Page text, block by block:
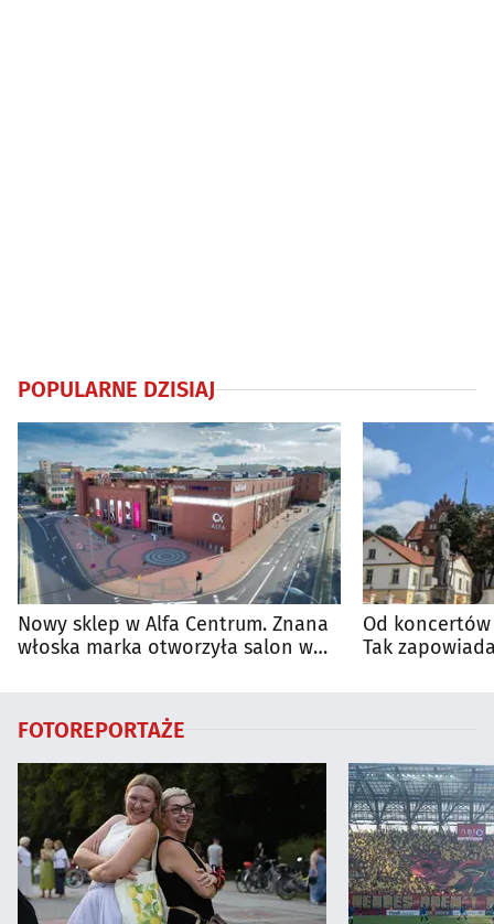
POPULARNE DZISIAJ
Nowy sklep w Alfa Centrum. Znana
włoska marka otworzyła salon w
Od
Tak
FOTOREPORTAŻE